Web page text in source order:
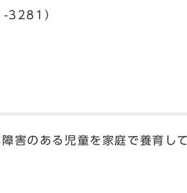
3281）
のある児童を家庭で養育し